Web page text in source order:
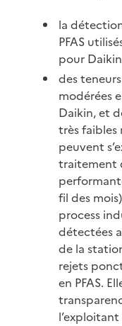
la
PFAS
pour
des
modérées
Daikin, et
très faibles
peuvent
traitement
fil des
process
détectées
de la
rejets
en PFAS.
l’exploitant